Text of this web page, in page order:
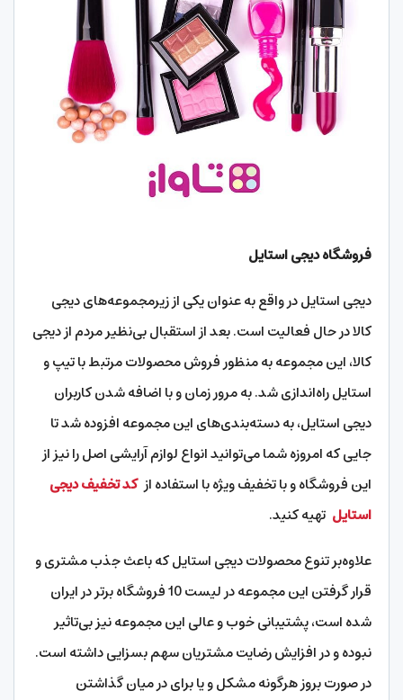
فروشگاه دیجی استایل
دیجی استایل در واقع به عنوان یکی از زیرمجموعه‌های دیجی
کالا در حال فعالیت است. بعد از استقبال بی‌نظیر مردم از دیجی
کالا، این مجموعه به منظور فروش محصولات مرتبط با تیپ و
استایل راه‌اندازی شد. به مرور زمان و با اضافه شدن کاربران
دیجی استایل، به دسته‌بندی‌های این مجموعه افزوده شد تا
جایی که امروزه شما می‌توانید انواع لوازم آرایشی اصل را نیز از
این فروشگاه و با تخفیف ویژه با استفاده ازکد تخفیف دیجی
استایل تهیه کنید.
علاوه‌بر تنوع محصولات دیجی استایل که باعث جذب مشتری و
قرار گرفتن این مجموعه در لیست 10 فروشگاه برتر در ایران
شده است، پشتیبانی خوب و عالی این مجموعه نیز بی‌تاثیر
نبوده و در افزایش رضایت مشتریان سهم بسزایی داشته است.
در صورت بروز هرگونه مشکل و یا برای در میان گذاشتن